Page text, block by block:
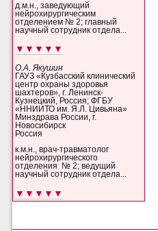
д.м.н., заведующий
нейрохирургическим
отделением № 2; главный
научный сотрудник отдела...
▼▼▼▼▼
О.А. Якушин
ГАУЗ «Кузбасский клинический
центр охраны здоровья
шахтеров», г. Ленинск-
Кузнецкий, Россия; ФГБУ
«ННИИТО им. Я.Л. Цивьяна»
Минздрава России, г.
Новосибирск
Россия
к.м.н., врач-травматолог
нейрохирургического
отделения № 2; ведущий
научный сотрудник отдела...
▼▼▼▼▼